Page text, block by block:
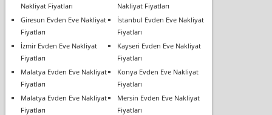
Nakliyat Fiyatları
Nakliyat Fiyatları
Giresun Evden Eve Nakliyat
Fiyatları
İstanbul Evden Eve Nakliyat
Fiyatları
İzmir Evden Eve Nakliyat
Fiyatları
Kayseri Evden Eve Nakliyat
Fiyatları
Malatya Evden Eve Nakliyat
Fiyatları
Konya Evden Eve Nakliyat
Fiyatları
Malatya Evden Eve Nakliyat
Fiyatları
Mersin Evden Eve Nakliyat
Fiyatları